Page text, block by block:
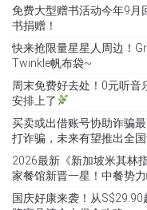
免费大型赠书活动今年9月
书捐赠！
快来抢限量星星人周边！
Twinkle帆布袋~
周末免费好去处！0元听音
安排上了
买卖或出借账号协助诈骗
打诈骗，未来有望推出全国
2026最新《新加坡米其林
家餐馆新晋一星！中餐势
国庆好康来袭！从